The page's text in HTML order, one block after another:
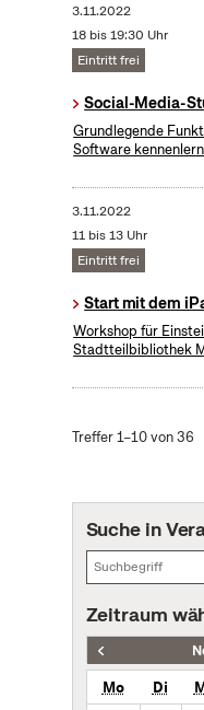
3.11.2022
18 bis 19:30 Uhr
Eintritt frei
Social-Media-
Grundlegende
Software
3.11.2022
11 bis 13 Uhr
Eintritt frei
Start mit dem
Workshop für
Stadtteilbibliothek
Treffer 1–10 von 36
Suche in
Zeitraum
Mo Di